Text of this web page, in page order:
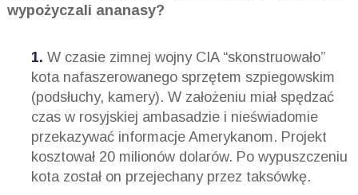
wypożyczali ananasy?
W czasie zimnej wojny CIA “skonstruowało”
kota nafaszerowanego sprzętem szpiegowskim
(podsłuchy, kamery). W założeniu miał spędzać
czas w rosyjskiej ambasadzie i nieświadomie
przekazywać informacje Amerykanom. Projekt
kosztował 20 milionów dolarów. Po wypuszczeniu
kota został on przejechany przez taksówkę.